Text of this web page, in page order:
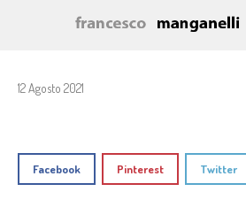
12 Agosto 2021
Facebook Pinterest Twitter